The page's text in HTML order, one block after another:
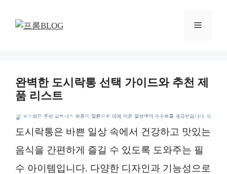
메
완벽한 도시락통 선택 가이드와 추천 제
품 리스트
*
도시락통은 바쁜 일상 속에서 건강하고 맛있는
음식을 간편하게 즐길 수 있도록 도와주는 필
수 아이템입니다. 다양한 디자인과 기능성으로